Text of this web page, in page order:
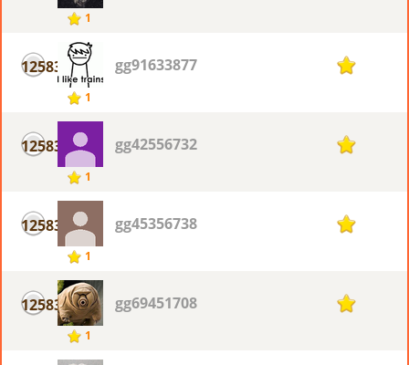
1
12583
1
gg91633877 1
12583
1
gg42556732 1
12583
1
gg45356738 1
12583
1
gg69451708 1